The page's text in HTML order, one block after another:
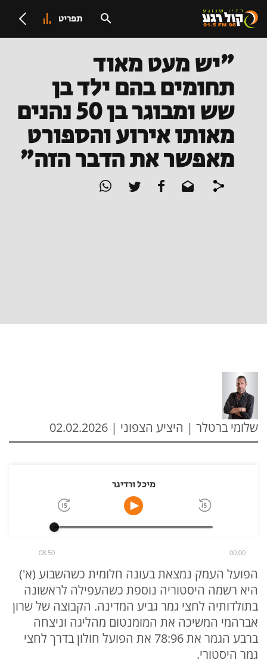
תפריט
"יש מעט מאוד
תחומים בהם ילד בן
שש ומבוגר בן 50 נהנים
מאותו אירוע והספורט
מאפשר את הדבר הזה"
שלומי ברטלר | היציע הצפוני | 02.02.2026
מיכל ורדיגר
00:00
08:50
הפועל העמק נמצאת בעונה חלומית כשהשבוע (א')
היא רשמה היסטוריה נוספת כשהעפילה לראשונה
בתולדותיה לחצי גמר גביע המדינה. הקבוצה של שרון
אברהמי המשיכה את המומנטום מהליגה וניצחה
ברבע הגמר את 78:96 את הפועל חולון בדרך לחצי
גמר היסטורי.